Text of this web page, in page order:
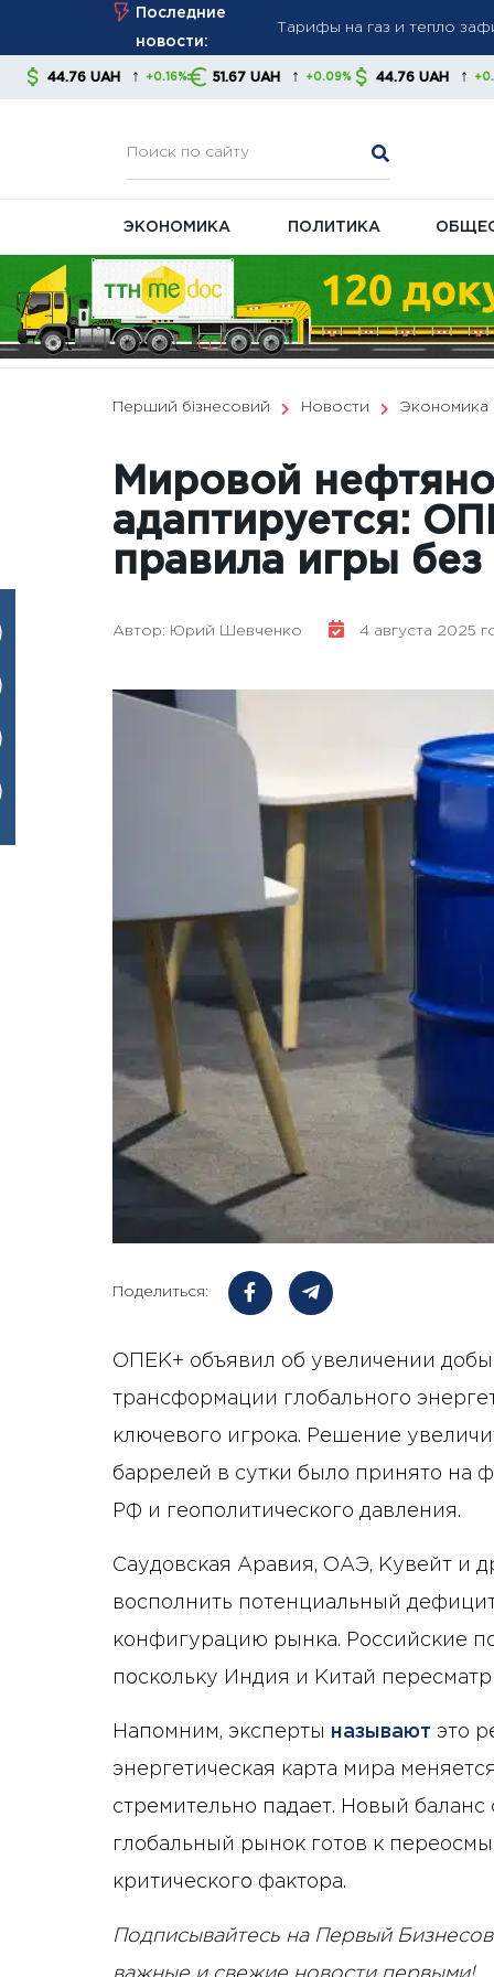
content
Последние
новости:
стабильность платежей
Новые правила взыскания
советуют
+0.16% 51.67 UAH ↑ +0.09% 44.76 UAH ↑ +0.16% 51.67 UAH
ЭКОНОМИКА ПОЛИТИКА
Перший бізнесовий Новости Экономика
Мировой
адаптируется:
правила игры
Автор: Юрий Шевченко 4 августа 2025
Поделиться:
ОПЕК+ объявил об увеличении
трансформации глобального
ключевого игрока. Решение
баррелей в сутки было принято на
РФ и геополитического давления.
Саудовская Аравия, ОАЭ, Кувейт и
восполнить потенциальный
конфигурацию рынка. Российские
поскольку Индия и Китай
Напомним, эксперты называют это
энергетическая карта мира
стремительно падает. Новый
глобальный рынок готов к
критического фактора.
Подписывайтесь на Первый